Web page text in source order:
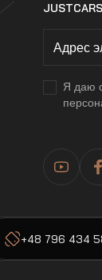
Я даю
+48 796 434